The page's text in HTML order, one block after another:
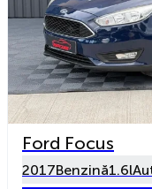
Ford Focus
2017Benzină1.6l